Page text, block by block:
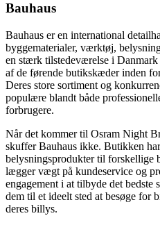
Bauhaus
Bauhaus er en international
byggematerialer, værktøj,
en stærk tilstedeværelse i Danmark
af de førende butikskæder inden
Deres store sortiment og
populære blandt både
forbrugere.
Når det kommer til Osram Night
skuffer Bauhaus ikke. Butikken
belysningsprodukter til forskellige
lægger vægt på kundeservice og
engagement i at tilbyde det bedste
dem til et ideelt sted at besøge for
deres billys.